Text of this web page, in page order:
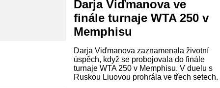
Darja Viďmanova ve
finále turnaje WTA 250 v
Memphisu
Darja Viďmanova zaznamenala životní
úspěch, když se probojovala do finále
turnaje WTA 250 v Memphisu. V duelu s
Ruskou Liuovou prohrála ve třech setech.